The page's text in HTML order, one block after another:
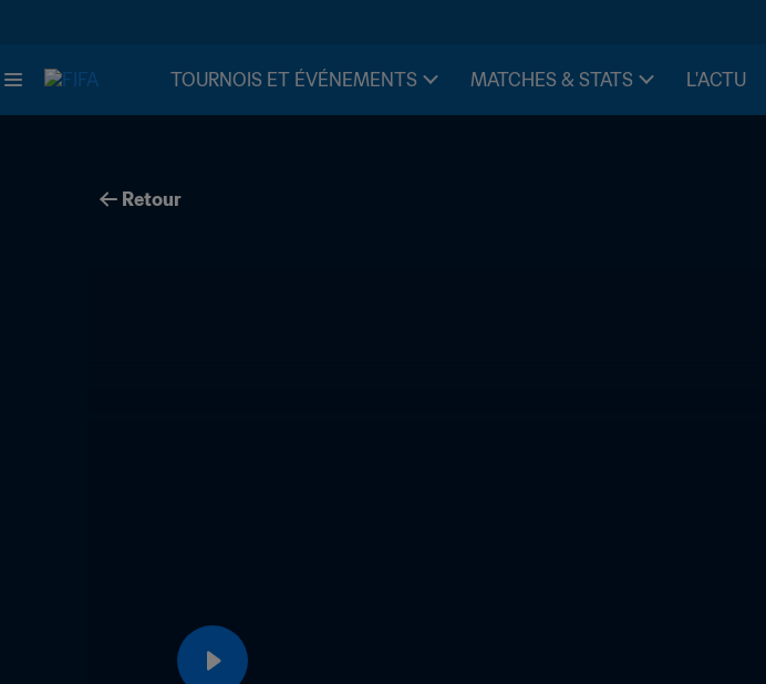
TOURNOIS ET ÉVÉNEMENTS MATCHES & STATS L'ACTU
Retour